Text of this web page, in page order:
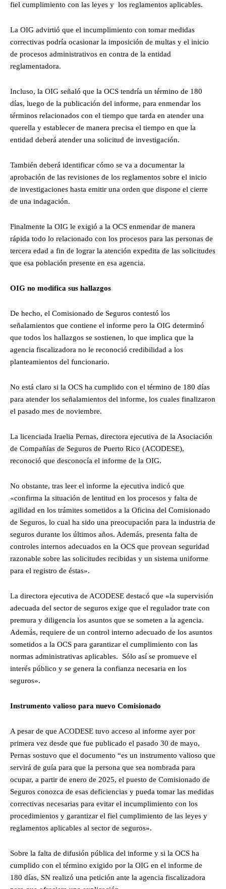
fiel cumplimiento con las leyes y los reglamentos aplicables.
La OIG advirtió que el incumplimiento con tomar medidas
correctivas podría ocasionar la imposición de multas y el inicio
de procesos administrativos en contra de la entidad
reglamentadora.
Incluso, la OIG señaló que la OCS tendría un término de 180
días, luego de la publicación del informe, para enmendar los
términos relacionados con el tiempo que tarda en atender una
querella y establecer de manera precisa el tiempo en que la
entidad deberá atender una solicitud de investigación.
También deberá identificar cómo se va a documentar la
aprobación de las revisiones de los reglamentos sobre el inicio
de investigaciones hasta emitir una orden que dispone el cierre
de una indagación.
Finalmente la OIG le exigió a la OCS enmendar de manera
rápida todo lo relacionado con los procesos para las personas de
tercera edad a fin de lograr la atención expedita de las solicitudes
que esa población presente en esa agencia.
OIG no modifica sus hallazgos
De hecho, el Comisionado de Seguros contestó los
señalamientos que contiene el informe pero la OIG determinó
que todos los hallazgos se sostienen, lo que implica que la
agencia fiscalizadora no le reconoció credibilidad a los
planteamientos del funcionario.
No está claro si la OCS ha cumplido con el término de 180 días
para atender los señalamientos del informe, los cuales finalizaron
el pasado mes de noviembre.
La licenciada Iraelia Pernas, directora ejecutiva de la Asociación
de Compañías de Seguros de Puerto Rico (ACODESE),
reconoció que desconocía el informe de la OIG.
No obstante, tras leer el informe la ejecutiva indicó que
«confirma la situación de lentitud en los procesos y falta de
agilidad en los trámites sometidos a la Oficina del Comisionado
de Seguros, lo cual ha sido una preocupación para la industria de
seguros durante los últimos años. Además, presenta falta de
controles internos adecuados en la OCS que provean seguridad
razonable sobre las solicitudes recibidas y un sistema uniforme
para el registro de éstas».
La directora ejecutiva de ACODESE destacó que «la supervisión
adecuada del sector de seguros exige que el regulador trate con
premura y diligencia los asuntos que se someten a la agencia.
Además, requiere de un control interno adecuado de los asuntos
sometidos a la OCS para garantizar el cumplimiento con las
normas administrativas aplicables. Sólo así se promueve el
interés público y se genera la confianza necesaria en los
seguros».
Instrumento valioso para nuevo Comisionado
A pesar de que ACODESE tuvo acceso al informe ayer por
primera vez desde que fue publicado el pasado 30 de mayo,
Pernas sostuvo que el documento “es un instrumento valioso que
servirá de guía para que la persona que sea nombrada para
ocupar, a partir de enero de 2025, el puesto de Comisionado de
Seguros conozca de esas deficiencias y pueda tomar las medidas
correctivas necesarias para evitar el incumplimiento con los
procedimientos y garantizar el fiel cumplimiento de las leyes y
reglamentos aplicables al sector de seguros».
Sobre la falta de difusión pública del informe y si la OCS ha
cumplido con el término exigido por la OIG en el informe de
180 días, SN realizó una petición ante la agencia fiscalizadora